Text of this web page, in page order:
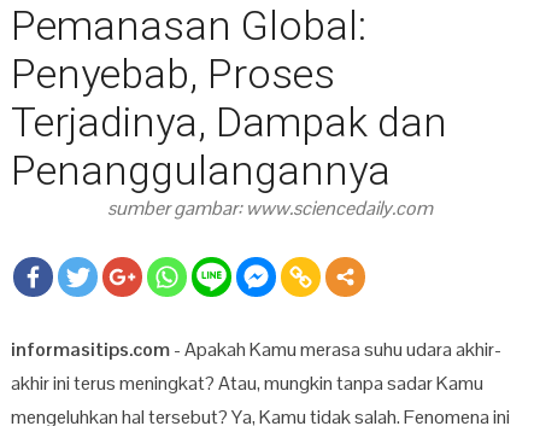
Pemanasan Global:
Penyebab, Proses
Terjadinya, Dampak dan
Penanggulangannya
sumber gambar: www.sciencedaily.com
informasitips.com- Apakah Kamu merasa suhu udara akhir-
akhir ini terus meningkat? Atau, mungkin tanpa sadar Kamu
mengeluhkan hal tersebut? Ya, Kamu tidak salah. Fenomena ini